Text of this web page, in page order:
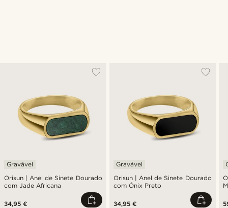
Orisun | Anel de Sinete Dourado
com Jade Africana
Gravável
34,95 €
Orisun | Anel de Sinete Dourado
com Ónix Preto
Gravável
34,95 €